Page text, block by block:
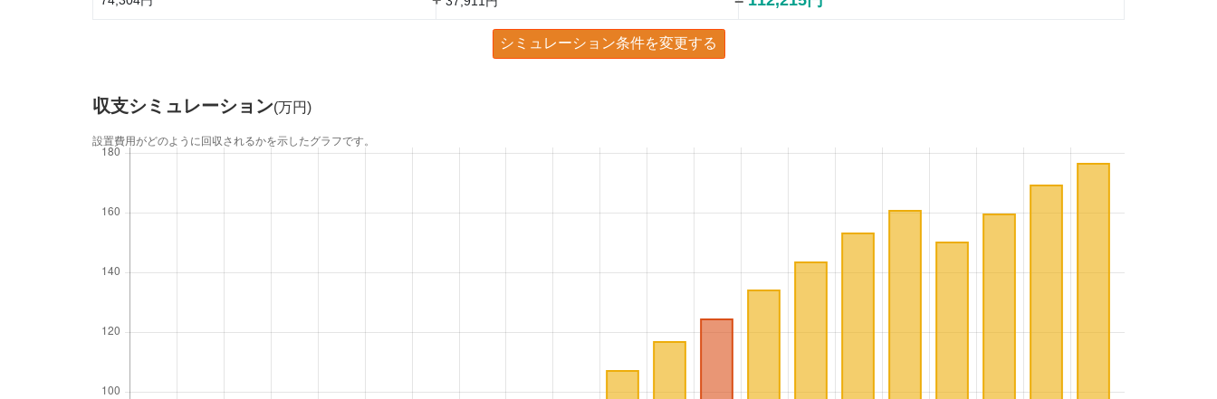
シミュレーション条件を変更する
収支シミュレーション(万円)
設置費用がどのように回収されるかを示したグラフです。